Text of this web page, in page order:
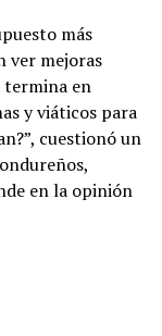
más
ver mejoras
termina en
y viáticos para
cuestionó un
en la opinión